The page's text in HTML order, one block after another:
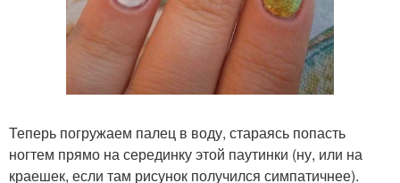
Теперь погружаем палец в воду, стараясь попасть
ногтем прямо на серединку этой паутинки (ну, или на
краешек, если там рисунок получился симпатичнее).